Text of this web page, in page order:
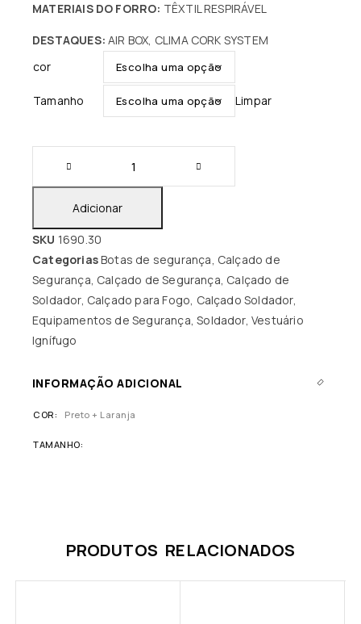
MATERIAIS DO FORRO: TÊXTIL RESPIRÁVEL
DESTAQUES:AIR BOX, CLIMA CORK SYSTEM
cor
Tamanho Limpar
Adicionar
SKU 1690.30
CategoriasBotas de segurança, Calçado de
Segurança, Calçado de Segurança, Calçado de
Soldador, Calçado para Fogo, Calçado Soldador,
Equipamentos de Segurança,Soldador,Vestuário
Ignífugo
INFORMAÇÃO ADICIONAL
COR Preto + Laranja
TAMANHO
PRODUTOS RELACIONADOS